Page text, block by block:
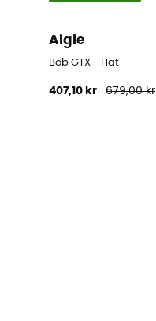
Aigle
Bob GTX - Hat
407,10 kr 679,00 kr